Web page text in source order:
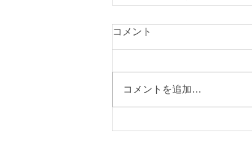
コメント
コメントを追加…